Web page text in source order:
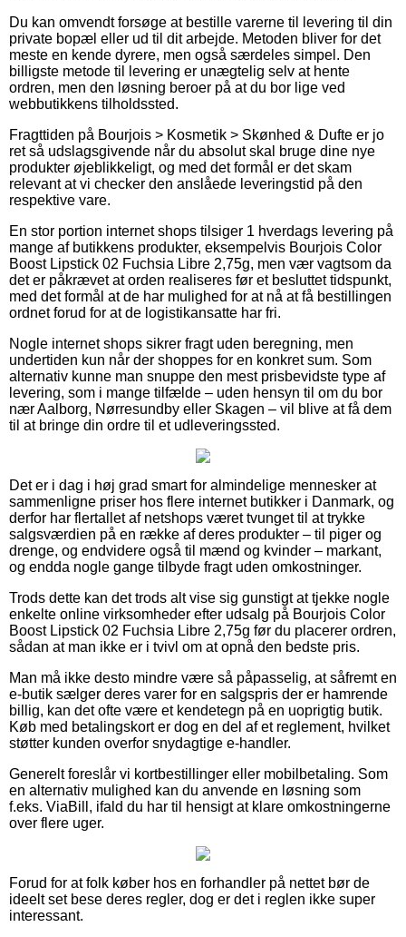
Du kan omvendt forsøge at bestille varerne til levering til din
private bopæl eller ud til dit arbejde. Metoden bliver for det
meste en kende dyrere, men også særdeles simpel. Den
billigste metode til levering er unægtelig selv at hente
ordren, men den løsning beroer på at du bor lige ved
webbutikkens tilholdssted.
Fragttiden på Bourjois > Kosmetik > Skønhed & Dufte er jo
ret så udslagsgivende når du absolut skal bruge dine nye
produkter øjeblikkeligt, og med det formål er det skam
relevant at vi checker den anslåede leveringstid på den
respektive vare.
En stor portion internet shops tilsiger 1 hverdags levering på
mange af butikkens produkter, eksempelvis Bourjois Color
Boost Lipstick 02 Fuchsia Libre 2,75g, men vær vagtsom da
det er påkrævet at orden realiseres før et besluttet tidspunkt,
med det formål at de har mulighed for at nå at få bestillingen
ordnet forud for at de logistikansatte har fri.
Nogle internet shops sikrer fragt uden beregning, men
undertiden kun når der shoppes for en konkret sum. Som
alternativ kunne man snuppe den mest prisbevidste type af
levering, som i mange tilfælde – uden hensyn til om du bor
nær Aalborg, Nørresundby eller Skagen – vil blive at få dem
til at bringe din ordre til et udleveringssted.
Det er i dag i høj grad smart for almindelige mennesker at
sammenligne priser hos flere internet butikker i Danmark, og
derfor har flertallet af netshops været tvunget til at trykke
salgsværdien på en række af deres produkter – til piger og
drenge, og endvidere også til mænd og kvinder – markant,
og endda nogle gange tilbyde fragt uden omkostninger.
Trods dette kan det trods alt vise sig gunstigt at tjekke nogle
enkelte online virksomheder efter udsalg på Bourjois Color
Boost Lipstick 02 Fuchsia Libre 2,75g før du placerer ordren,
sådan at man ikke er i tvivl om at opnå den bedste pris.
Man må ikke desto mindre være så påpasselig, at såfremt en
e-butik sælger deres varer for en salgspris der er hamrende
billig, kan det ofte være et kendetegn på en uoprigtig butik.
Køb med betalingskort er dog en del af et reglement, hvilket
støtter kunden overfor snydagtige e-handler.
Generelt foreslår vi kortbestillinger eller mobilbetaling. Som
en alternativ mulighed kan du anvende en løsning som
f.eks. ViaBill, ifald du har til hensigt at klare omkostningerne
over flere uger.
Forud for at folk køber hos en forhandler på nettet bør de
ideelt set bese deres regler, dog er det i reglen ikke super
interessant.